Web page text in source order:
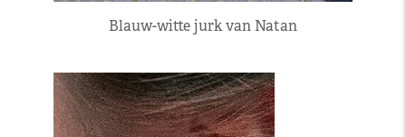
Blauw-witte jurk van Natan